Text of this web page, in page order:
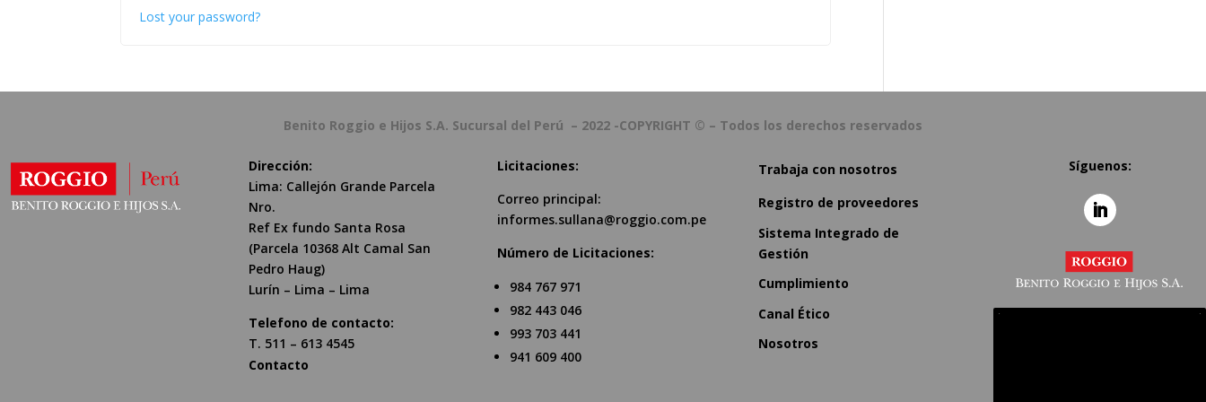
Lost your password?
Benito Roggio e Hijos S.A. Sucursal del Perú – 2022 -COPYRIGHT © – Todos los derechos reservados
Dirección:
Lima: Callejón Grande Parcela
Nro.
Ref Ex fundo Santa Rosa
(Parcela 10368 Alt Camal San
Pedro Haug)
Lurín – Lima – Lima
Telefono de contacto:
T. 511 – 613 4545
Contacto
Licitaciones:
Correo principal:
informes.sullana@roggio.com.pe
Número de Licitaciones:
984 767 971
982 443 046
993 703 441
941 609 400
Trabaja con nosotros
Registro de proveedores
Sistema Integrado de
Gestión
Cumplimiento
Canal Ético
Nosotros
Síguenos: